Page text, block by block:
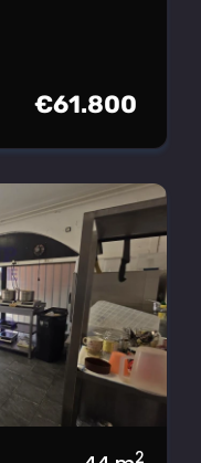
€61.800
2